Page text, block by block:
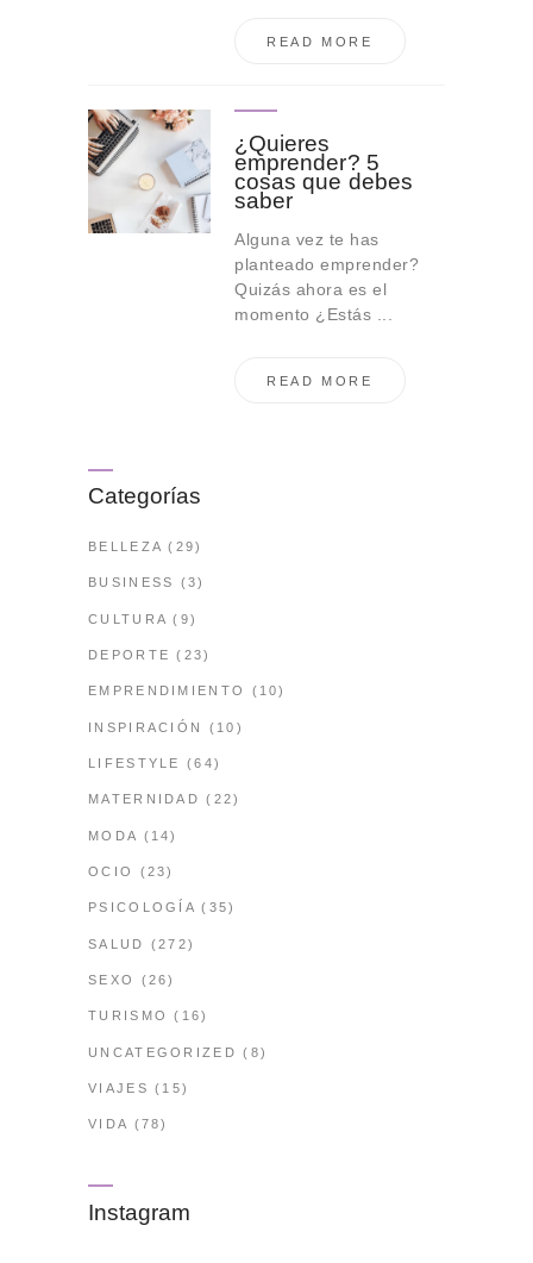
READ MORE
¿Quieres
emprender? 5
cosas que debes
saber
Alguna vez te has
planteado emprender?
Quizás ahora es el
momento ¿Estás ...
READ MORE
Categorías
BELLEZA (29)
BUSINESS (3)
CULTURA (9)
DEPORTE (23)
EMPRENDIMIENTO (10)
INSPIRACIÓN (10)
LIFESTYLE (64)
MATERNIDAD (22)
MODA (14)
OCIO (23)
PSICOLOGÍA (35)
SALUD (272)
SEXO (26)
TURISMO (16)
UNCATEGORIZED (8)
VIAJES (15)
VIDA (78)
Instagram